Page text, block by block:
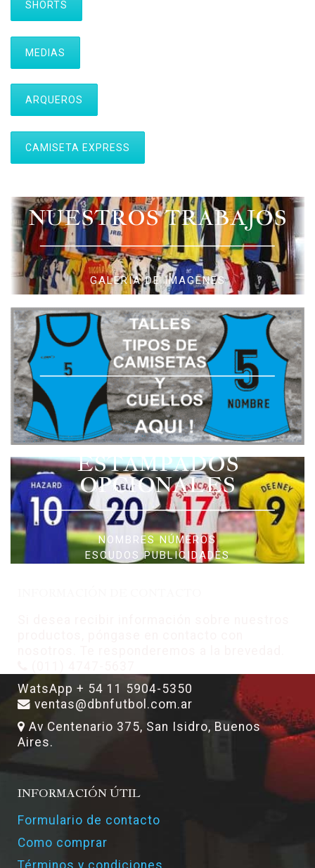
SHORTS
MEDIAS
ARQUEROS
CAMISETA EXPRESS
NUESTROS TRABAJOS
GALERIA DE IMAGENES
ESTAMPADOS
OPCIONALES
NOMBRES NÚMEROS
ESCUDOS PUBLICIDADES
WatsApp + 54 11 5904-5350
ventas@dbnfutbol.com.ar
Av Centenario 375, San Isidro, Buenos
Aires.
INFORMACIÓN ÚTIL
Formulario de contacto
Como comprar
Términos y condiciones